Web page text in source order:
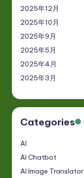
2025年12月
2025年10月
2025年9月
2025年5月
2025年4月
2025年3月
Categories
AI
AI Chatbot
AI Image Translator